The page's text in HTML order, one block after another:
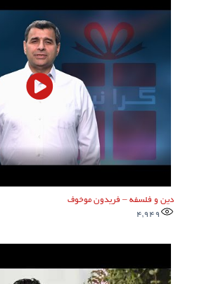
دین و فلسفه – فریدون موخوف
4,949